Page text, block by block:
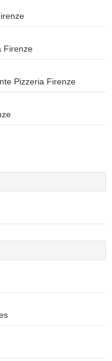
Firenze
Pizzeria Firenze